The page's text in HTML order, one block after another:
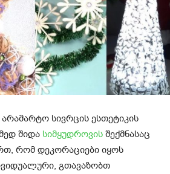
სივრცის ესთეტიკის
შიდა სიმყუდროვის შექმნასაც
რომ დეკორაციები იყოს
გთავაზობთ